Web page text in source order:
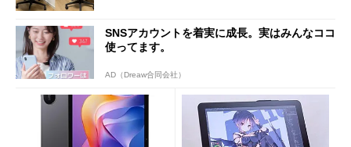
SNSアカウントを着実に成長。実はみんなココ
使ってます。
AD（Dreaw合同会社）